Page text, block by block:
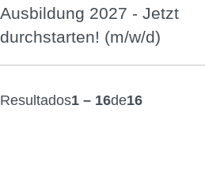
Ausbildung 2027 - Jetzt
durchstarten! (m/w/d)
Resultados1 – 16de16